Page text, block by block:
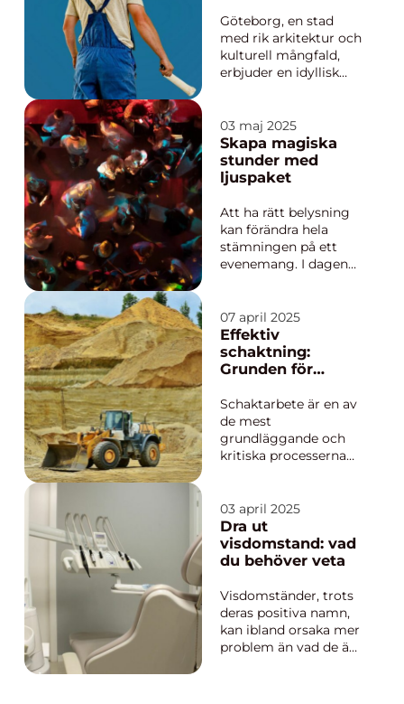
upptäckas. Vare sig
det handla...
Göteborg, en stad
med rik arkitektur och
kulturell mångfald,
erbjuder en idyllisk
och arbetsplatser
med skickligt utfört
måleri. För många är
målare G...
03 maj 2025
Skapa magiska
stunder med
ljuspaket
Att ha rätt belysning
kan förändra hela
stämningen på ett
evenemang. I dagens
av de viktigaste
komponenterna för
att skapa den perfekta
atmosfären. Hur
07 april 2025
Effektiv
schaktning:
Grunden för
byggprojekt
Schaktarbete är en av
de mest
grundläggande och
kritiska processerna
n. Denna teknik
används för att
förbereda marken
inför konstruktion och
terräng. Genom no...
03 april 2025
Dra ut
visdomstand: vad
du behöver veta
Visdomständer, trots
deras positiva namn,
kan ibland orsaka mer
problem än vad de är